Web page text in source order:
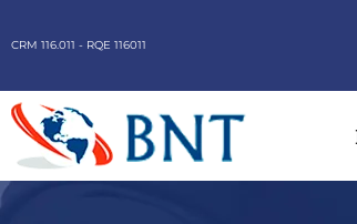
CRM 116.011 - RQE 116011